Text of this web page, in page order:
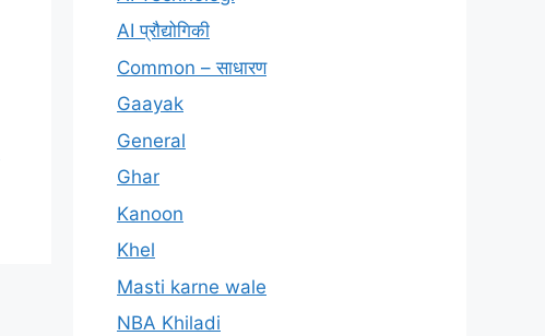
AI प्रौद्योगिकी
Common – साधारण
Gaayak
General
Ghar
Kanoon
Khel
Masti karne wale
NBA Khiladi